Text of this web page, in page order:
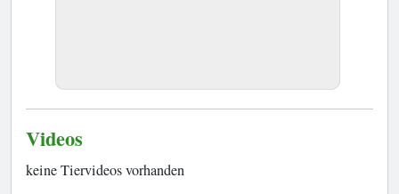
Videos
keine Tiervideos vorhanden